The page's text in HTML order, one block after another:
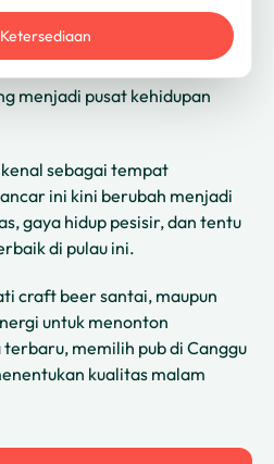
menjadi pusat kehidupan
sebagai tempat
ini kini berubah menjadi
gaya hidup pesisir, dan tentu
di pulau ini.
craft beer santai, maupun
untuk menonton
memilih pub di Canggu
kualitas malam